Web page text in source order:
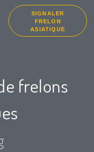
SIGNALER
FRELON
ASIATIQUE
frelons